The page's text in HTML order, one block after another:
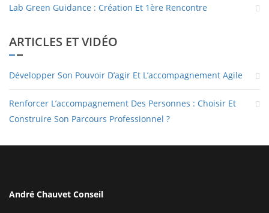
Lab Green Guidance : Création Et 1ère Rencontre
ARTICLES ET VIDÉO
Développer Son Pouvoir D’agir Et L’accompagnement Agile
Renforcer L’accompagnement Des Personnes : Choisir Et
Construire Son Parcours Professionnel ?
André Chauvet Conseil